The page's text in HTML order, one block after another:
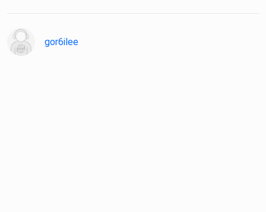
gor6ilee